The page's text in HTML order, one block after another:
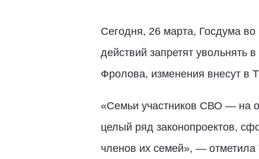
Сегодня, 26 марта, Госдума во
действий запретят увольнять
Фролова, изменения внесут в
«Семьи участников СВО — на
целый ряд законопроектов,
членов их семей», —